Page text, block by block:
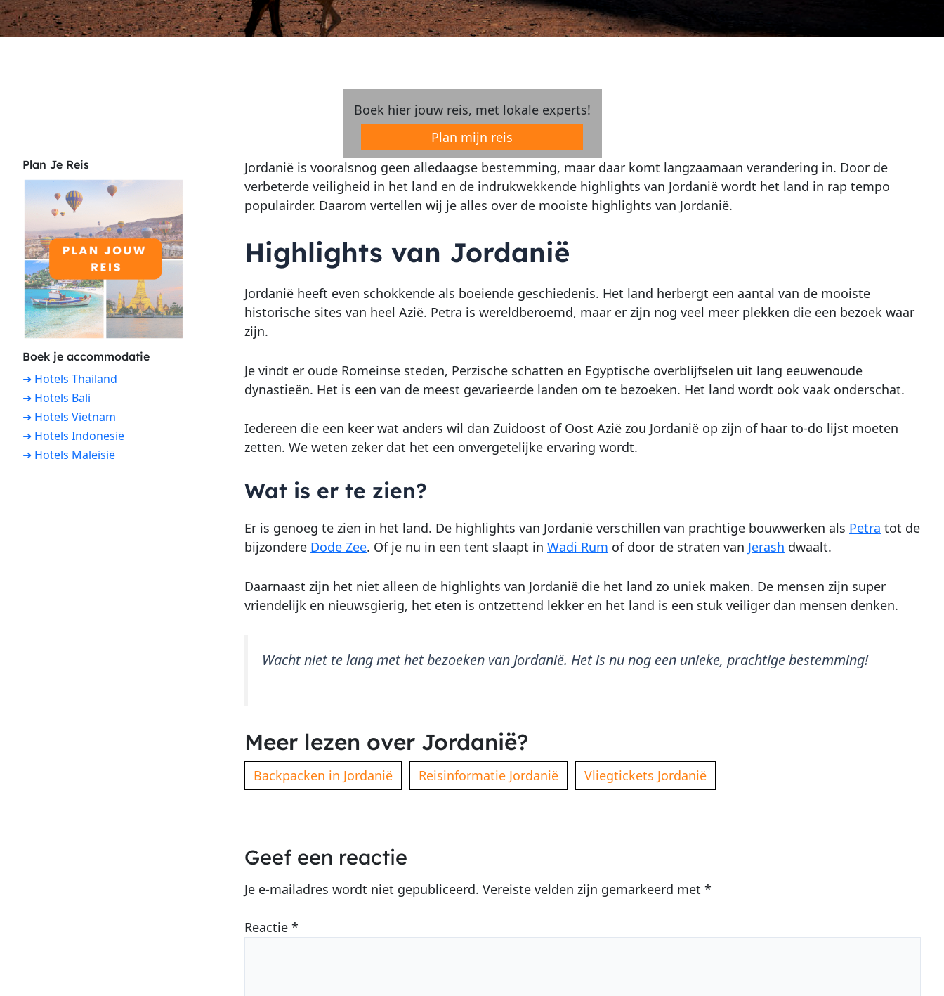
Boek hier jouw reis, met lokale experts!
Plan mijn reis
Plan Je Reis
Boek je accommodatie
➜ Hotels Thailand
➜ Hotels Bali
➜ Hotels Vietnam
➜ Hotels Indonesië
➜ Hotels Maleisië
Jordanië is vooralsnog geen alledaagse bestemming, maar daar komt langzaamaan verandering in. Door de
verbeterde veiligheid in het land en de indrukwekkende highlights van Jordanië wordt het land in rap tempo
populairder. Daarom vertellen wij je alles over de mooiste highlights van Jordanië.
Highlights van Jordanië
Jordanië heeft even schokkende als boeiende geschiedenis. Het land herbergt een aantal van de mooiste
historische sites van heel Azië. Petra is wereldberoemd, maar er zijn nog veel meer plekken die een bezoek waar
zijn.
Je vindt er oude Romeinse steden, Perzische schatten en Egyptische overblijfselen uit lang eeuwenoude
dynastieën. Het is een van de meest gevarieerde landen om te bezoeken. Het land wordt ook vaak onderschat.
Iedereen die een keer wat anders wil dan Zuidoost of Oost Azië zou Jordanië op zijn of haar to-do lijst moeten
zetten. We weten zeker dat het een onvergetelijke ervaring wordt.
Wat is er te zien?
Er is genoeg te zien in het land. De highlights van Jordanië verschillen van prachtige bouwwerken als Petra tot de
bijzondere Dode Zee. Of je nu in een tent slaapt in Wadi Rum of door de straten van Jerash dwaalt.
Daarnaast zijn het niet alleen de highlights van Jordanië die het land zo uniek maken. De mensen zijn super
vriendelijk en nieuwsgierig, het eten is ontzettend lekker en het land is een stuk veiliger dan mensen denken.
Wacht niet te lang met het bezoeken van Jordanië. Het is nu nog een unieke, prachtige bestemming!
Meer lezen over Jordanië?
Backpacken in Jordanië Reisinformatie Jordanië Vliegtickets Jordanië
Geef een reactie
Je e-mailadres wordt niet gepubliceerd. Vereiste velden zijn gemarkeerd met *
Reactie *